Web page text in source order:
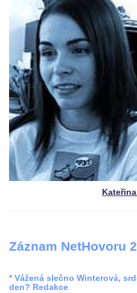
Záznam NetHovoru
* Vážená slečno Winterová,
den? Redakce